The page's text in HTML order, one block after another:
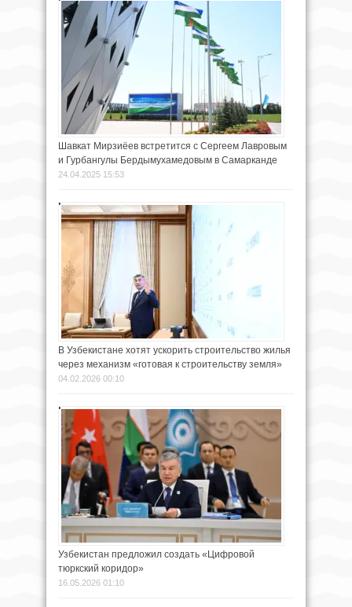
Шавкат Мирзиёев встретится с Сергеем Лавровым
и Гурбангулы Бердымухамедовым в Самарканде
24.04.2025 15:53
В Узбекистане хотят ускорить строительство жилья
через механизм «готовая к строительству земля»
04.02.2026 00:10
Узбекистан предложил создать «Цифровой
тюркский коридор»
16.05.2026 01:10